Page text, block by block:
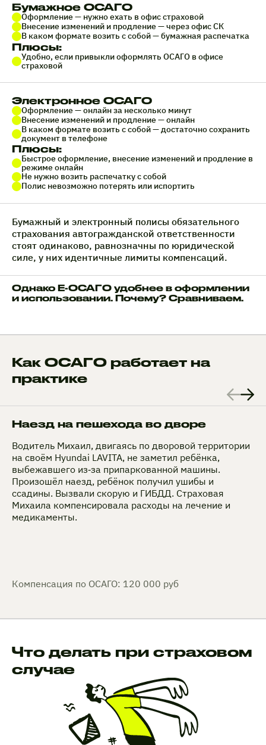
Бумажное ОСАГО
Оформление — нужно ехать в офис страховой
Внесение изменений и продление — через офис СК
В каком формате возить с собой — бумажная распечатка
Плюсы:
Удобно, если привыкли оформлять ОСАГО в офисе
страховой
Электронное ОСАГО
Оформление — онлайн за несколько минут
Внесение изменений и продление — онлайн
В каком формате возить с собой — достаточно сохранить
документ в телефоне
Плюсы:
Быстрое оформление, внесение изменений и продление в
режиме онлайн
Не нужно возить распечатку с собой
Полис невозможно потерять или испортить
Бумажный и электронный полисы обязательного
страхования автогражданской ответственности
стоят одинаково, равнозначны по юридической
силе, у них идентичные лимиты компенсаций.
Однако Е-ОСАГО удобнее в оформлении
и использовании. Почему? Сравниваем.
Как ОСАГО работает на
практике
Наезд на пешехода во дворе
Водитель Михаил, двигаясь по дворовой территории
на своём Hyundai LAVITA, не заметил ребёнка,
выбежавшего из‑за припаркованной машины.
Произошёл наезд, ребёнок получил ушибы и
ссадины. Вызвали скорую и ГИБДД. Страховая
Михаила компенсировала расходы на лечение и
медикаменты.
Компенсация по ОСАГО: 120 000 руб
Что делать при страховом
случае